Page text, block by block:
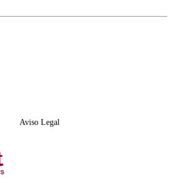
Aviso Legal
Condiciones de compra